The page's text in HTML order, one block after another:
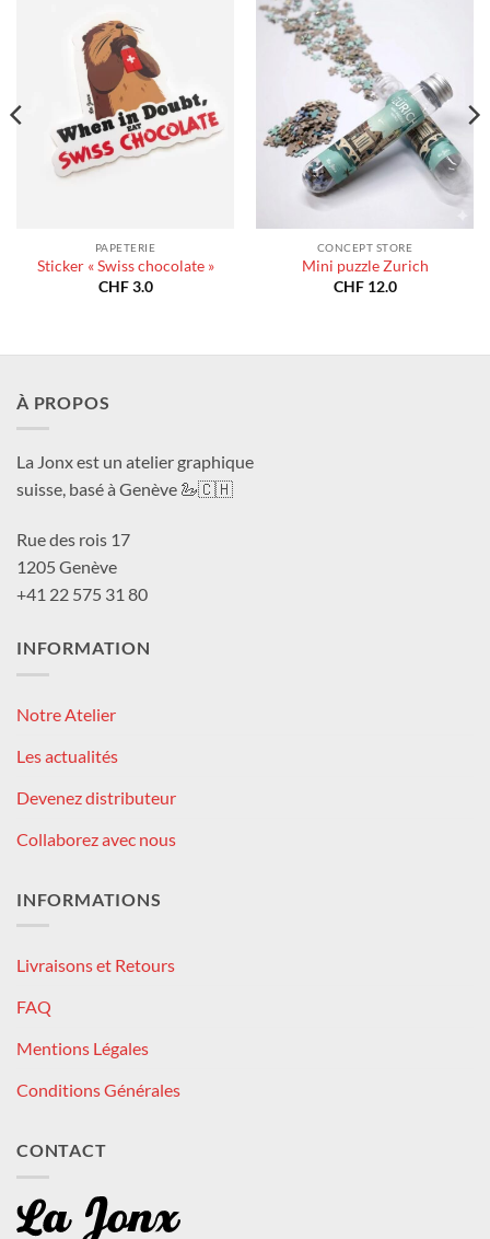
PAPETERIE
Sticker « Swiss chocolate »
CHF3.0
CONCEPT STORE
Mini puzzle Zurich
CHF12.0
À PROPOS
La Jonx est un atelier graphique
suisse, basé à Genève 🦢🇨🇭
Rue des rois 17
1205 Genève
+41 22 575 31 80
INFORMATION
Notre Atelier
Les actualités
Devenez distributeur
Collaborez avec nous
INFORMATIONS
Livraisons et Retours
FAQ
Mentions Légales
Conditions Générales
CONTACT